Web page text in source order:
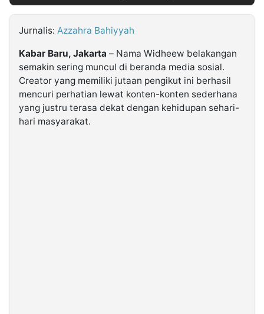
Kabarbaru.co
2026
Jurnalis: Azzahra Bahiyyah
Kabar Baru, Jakarta – Nama Widheew belakangan
semakin sering muncul di beranda media sosial.
Creator yang memiliki jutaan pengikut ini berhasil
mencuri perhatian lewat konten-konten sederhana
yang justru terasa dekat dengan kehidupan sehari-
hari masyarakat.